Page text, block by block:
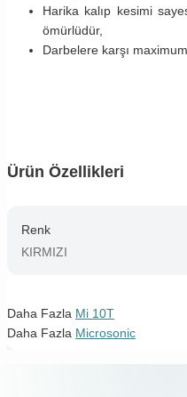
Harika kalıp kesimi
ömürlüdür,
Darbelere karşı
Ürün Özellikleri
Renk
KIRMIZI
Daha Fazla Mi 10T
Daha Fazla Microsonic